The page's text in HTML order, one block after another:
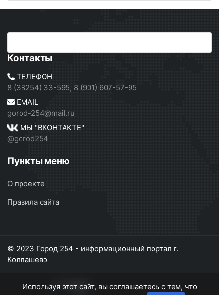
Контакты
ТЕЛЕФОН
8 (38254) 33-595, 8 (901) 607-57-95
EMAIL
gorod-254@mail.ru
МЫ "ВКОНТАКТЕ"
@gorod254
Пункты меню
О проекте
Правила сайта
© 2023 Город 254 - информационный портал г.
Колпашево
Используя этот сайт, вы соглашаетесь с тем, что